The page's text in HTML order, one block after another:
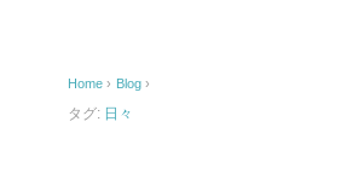
o
o
Home › Blog ›
タグ: 日々